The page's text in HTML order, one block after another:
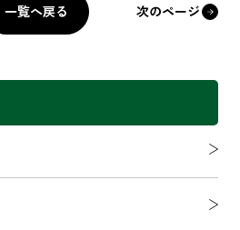
一覧へ戻る 次のページ